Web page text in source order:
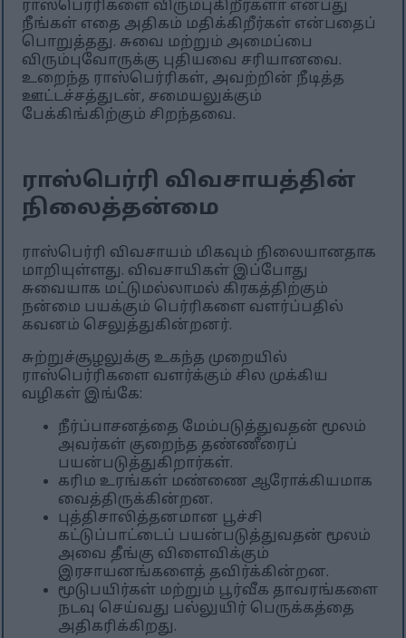
ராஸ்பெர்ரிகளை விரும்புகிறீர்களா என்பது
நீங்கள் எதை அதிகம் மதிக்கிறீர்கள் என்பதைப்
பொறுத்தது. சுவை மற்றும் அமைப்பை
விரும்புவோருக்கு புதியவை சரியானவை.
உறைந்த ராஸ்பெர்ரிகள், அவற்றின் நீடித்த
ஊட்டச்சத்துடன், சமையலுக்கும்
பேக்கிங்கிற்கும் சிறந்தவை.
ராஸ்பெர்ரி விவசாயத்தின்
நிலைத்தன்மை
ராஸ்பெர்ரி விவசாயம் மிகவும் நிலையானதாக
மாறியுள்ளது. விவசாயிகள் இப்போது
சுவையாக மட்டுமல்லாமல் கிரகத்திற்கும்
நன்மை பயக்கும் பெர்ரிகளை வளர்ப்பதில்
கவனம் செலுத்துகின்றனர்.
சுற்றுச்சூழலுக்கு உகந்த முறையில்
ராஸ்பெர்ரிகளை வளர்க்கும் சில முக்கிய
வழிகள் இங்கே:
நீர்ப்பாசனத்தை மேம்படுத்துவதன் மூலம்
அவர்கள் குறைந்த தண்ணீரைப்
பயன்படுத்துகிறார்கள்.
கரிம உரங்கள் மண்ணை ஆரோக்கியமாக
வைத்திருக்கின்றன.
புத்திசாலித்தனமான பூச்சி
கட்டுப்பாட்டைப் பயன்படுத்துவதன் மூலம்
அவை தீங்கு விளைவிக்கும்
இரசாயனங்களைத் தவிர்க்கின்றன.
மூடுபயிர்கள் மற்றும் பூர்வீக தாவரங்களை
நடவு செய்வது பல்லுயிர் பெருக்கத்தை
அதிகரிக்கிறது.